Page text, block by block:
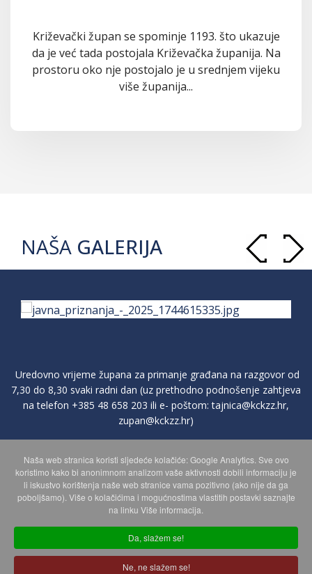
Križevački župan se spominje 1193. što ukazuje
da je već tada postojala Križevačka županija. Na
prostoru oko nje postojalo je u srednjem vijeku
više županija...
NAŠA GALERIJA
Uredovno vrijeme župana za primanje građana na razgovor od
7,30 do 8,30 svaki radni dan (uz prethodno podnošenje zahtjeva
na telefon +385 48 658 203 ili e- poštom:tajnica@kckzz.hr,
zupan@kckzz.hr)
POLITIKA ZAŠTITE PRIVATNOSTI OSOBNIH PODATAKA
MAPA WEBA
Copyright © 2026 Koprivničko - križevačka županija. Sva prava
zadržana.
Naša web stranica koristi sljedeće kolačiće: Google Analytics. Sve ovo
koristimo kako bi anonimnom analizom vaše aktivnosti dobili informaciju je
li iskustvo korištenja naše web stranice vama pozitivno (ako nije da ga
poboljšamo). Više o kolačićima i mogućnostima vlastitih postavki saznajte
na linku Više informacija.
Da, slažem se!
Ne, ne slažem se!